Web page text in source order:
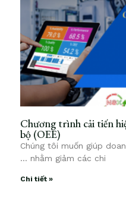
Chương trình cải tiến
bộ (OEE)
Chúng tôi muốn giúp
… nhằm giảm các chi
Chi tiết »